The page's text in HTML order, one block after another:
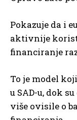
Pokazuje da i
aktivnije
financiranje
To je model
u SAD-u, dok
više ovisile o